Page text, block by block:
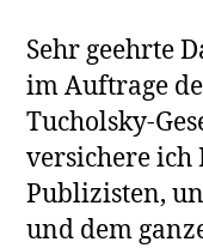
Sehr geehrte
im Auftrage
Tucholsky-
versichere
Publizisten,
und dem